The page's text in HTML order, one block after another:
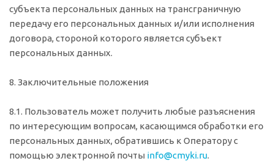
субъекта персональных данных на трансграничную
передачу его персональных данных и/или исполнения
договора, стороной которого является субъект
персональных данных.
8. Заключительные положения
8.1. Пользователь может получить любые разъяснения
по интересующим вопросам, касающимся обработки его
персональных данных, обратившись к Оператору с
помощью электронной почты info@cmyki.ru.